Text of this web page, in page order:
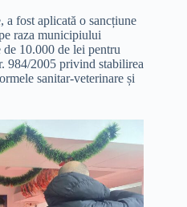
a fost aplicată o sancțiune
raza municipiului
10.000 de lei pentru
984/2005 privind stabilirea
sanitar-veterinare și